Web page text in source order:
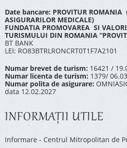
Date bancare: PROVITUR
ASIGURARILOR MEDICALE)
FUNDATIA PROMOVAREA SI
TURISMULUI DIN ROMANIA
BT BANK
LEI: RO83BTRLRONCRT0T1F7A2101
Numar brevet de turism: 16421 /
Numar licenta de turism: 1379/
Numar polita de asigurare:
data 12.02.2027
INFORMAŢII UTILE
Informare - Centrul Mitropolitan de